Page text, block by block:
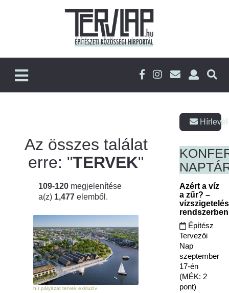
Az összes találat
erre: "TERVEK"
109-120 megjelenítése
a(z) 1,477 elemből.
hír pályázat tervek exkluzív
Azért a víz
a zűr? –
Építész
Tervezői
Nap
szeptember
17-én
(MÉK: 2
pont)